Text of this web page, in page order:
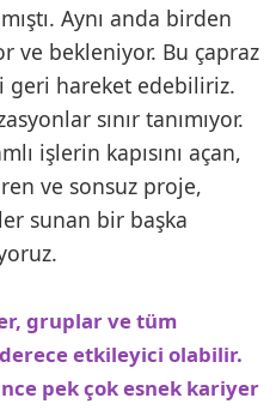
Aynı anda birden
ve bekleniyor. Bu çapraz
geri hareket edebiliriz.
sınır tanımıyor.
işlerin kapısını açan,
ve sonsuz proje,
sunan bir başka
gruplar ve tüm
etkileyici olabilir.
pek çok esnek kariyer